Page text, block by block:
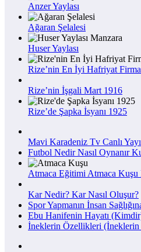
Anzer Yaylası
Ağaran Şelalesi
Huser Yaylası
Rize’nin En İyi Hafriyat
Rize’nin İşgali Mart 1916
Rize’de Şapka İsyanı 1925
Mavi Karadeniz Tv Canlı
Futbol Nedir Nasıl Oynanır
Atmaca Eğitimi Atmaca Kuşu
Kar Nedir? Kar Nasıl Oluşur?
Spor Yapmanın İnsan
Ebu Hanifenin Hayatı
İneklerin Özellikleri (İneklerin